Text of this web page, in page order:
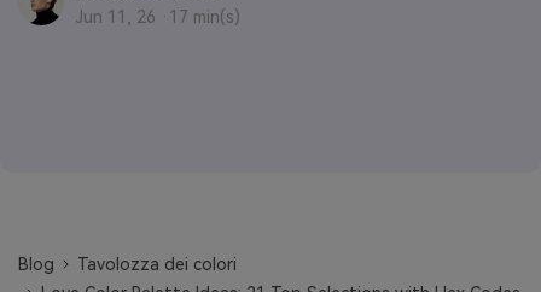
Jun 11, 26 · 17 min(s)
Blog
Tavolozza dei colori